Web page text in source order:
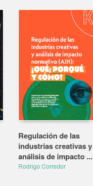
Regulación de las
industrias creativas y
análisis de impacto ...
Rodrigo Corredor